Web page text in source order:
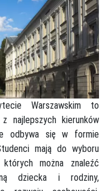
Warszawskim to
najlepszych kierunków
odbywa się w formie
mają do wyboru
można znaleźć
dziecka i rodziny,